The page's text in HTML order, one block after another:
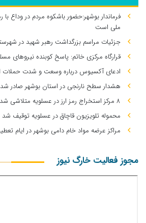
فرماندار بوشهر:حضور باشکوه مردم در وداع
ملی است
جزئیات مراسم بزرگداشت رهبر شهید در
قرارگاه مرکزی خاتم: پاسخ کوبنده نیروهای
ادعای آکسیوس درباره وسعت و شدت حملات
هشدار سطح نارنجی در استان بوشهر صادر شد
۸ مرکز استخراج رمز ارز در عسلویه متلاشی شد
محموله تلویزیون قاچاق در عسلویه توقیف شد
مراکز عرضه مواد خام دامی بوشهر در ایام
مجوز فعالیت خارگ نیوز